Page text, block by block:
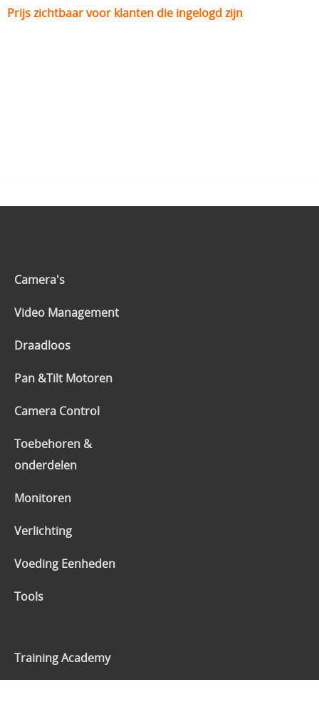
Prijs zichtbaar voor klanten die ingelogd zijn
Camera's
Video Management
Draadloos
Pan &Tilt Motoren
Camera Control
Toebehoren &
onderdelen
Monitoren
Verlichting
Voeding Eenheden
Tools
Training Academy